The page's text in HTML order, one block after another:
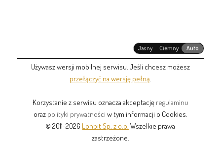
Jasny Ciemny Auto
Używasz wersji mobilnej serwisu. Jeśli chcesz możesz
przełączyć na wersję pełną
Korzystanie z serwisu oznacza akceptację regulaminu
oraz polityki prywatności w tym informacji o Cookies.
© 2011-2026 Lonbit Sp. z o.o. Wszelkie prawa
zastrzeżone.